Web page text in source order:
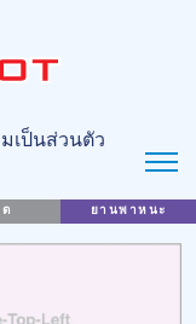
เป็นส่วนตัว
ยานพาหนะ